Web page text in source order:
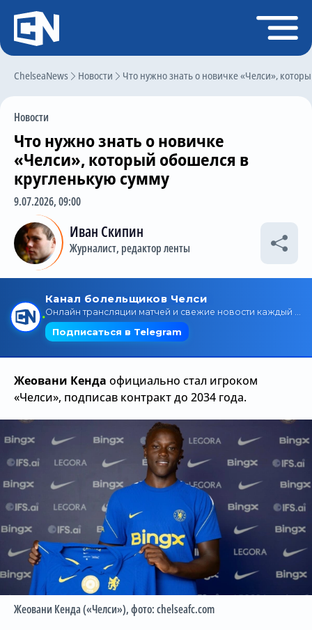
ChelseaNews Новости Что нужно знать о новичке «Челси»,
Новости
Что нужно знать о новичке
«Челси», который обошелся в
кругленькую сумму
9.07.2026, 09:00
Иван Скипин
Журналист, редактор ленты
Жеовани Кенда официально стал игроком
«Челси», подписав контракт до 2034 года.
Жеовани Кенда («Челси»), фото: chelseafc.com
Регистрация
Главная
Трансферы
Слухи
История Челси
Статистика
Календарь игр
Поиск по сайту
Трансляции
О сайте
Контакты